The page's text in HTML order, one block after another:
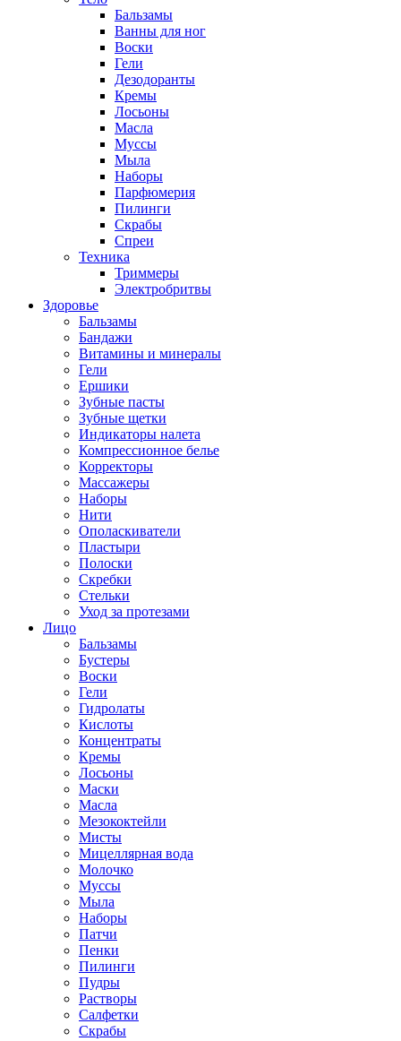
Бальзамы
Ванны для ног
Воски
Гели
Дезодоранты
Кремы
Лосьоны
Масла
Муссы
Мыла
Наборы
Парфюмерия
Пилинги
Скрабы
Спреи
Техника
Триммеры
Электробритвы
Здоровье
Бальзамы
Бандажи
Витамины и минералы
Гели
Ершики
Зубные пасты
Зубные щетки
Индикаторы налета
Компрессионное белье
Корректоры
Массажеры
Наборы
Нити
Ополаскиватели
Пластыри
Полоски
Скребки
Стельки
Уход за протезами
Лицо
Бальзамы
Бустеры
Воски
Гели
Гидролаты
Кислоты
Концентраты
Кремы
Лосьоны
Маски
Масла
Мезококтейли
Мисты
Мицеллярная вода
Молочко
Муссы
Мыла
Наборы
Патчи
Пенки
Пилинги
Пудры
Растворы
Салфетки
Скрабы